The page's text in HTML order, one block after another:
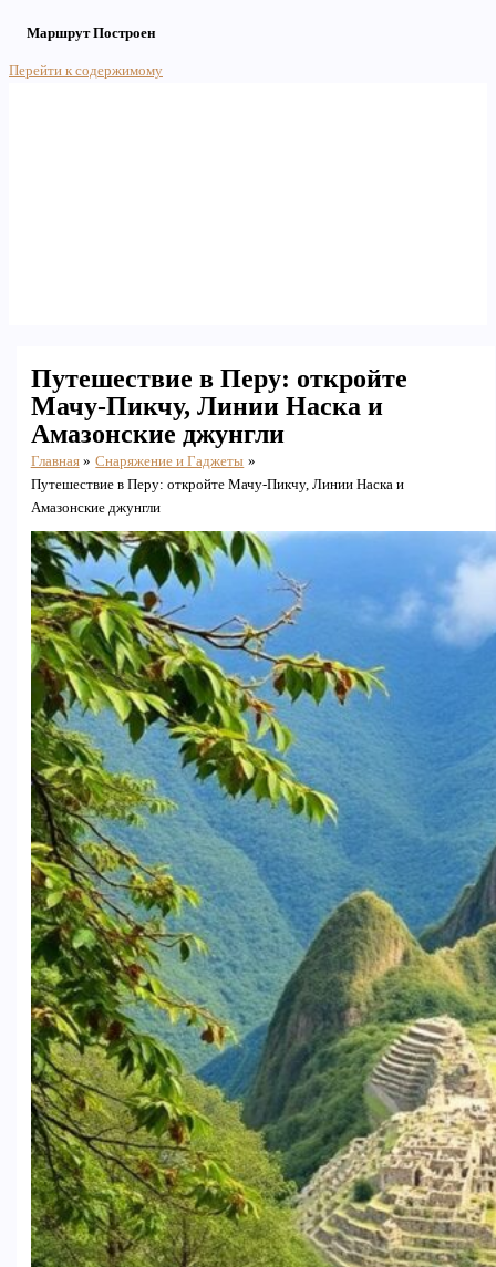
Маршрут Построен
Перейти к содержимому
Путешествие в Перу: откройте
Мачу-Пикчу, Линии Наска и
Амазонские джунгли
Главная
Снаряжение и Гаджеты
Путешествие в Перу: откройте Мачу-Пикчу, Линии Наска и
Амазонские джунгли